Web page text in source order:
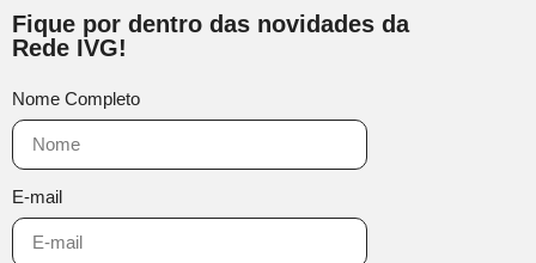
Fique por dentro das novidades da
Rede IVG!
Nome Completo
E-mail